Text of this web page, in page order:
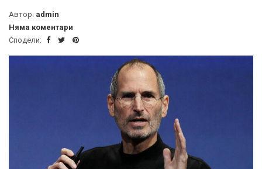
Автор: admin
Няма коментари
Сподели: